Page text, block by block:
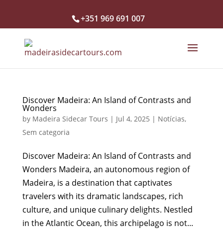
+351 969 691 007
Discover Madeira: An Island of Contrasts and
Wonders
by Madeira Sidecar Tours | Jul 4, 2025 | Notícias,
Sem categoria
Discover Madeira: An Island of Contrasts and
Wonders Madeira, an autonomous region of
Madeira, is a destination that captivates
travelers with its dramatic landscapes, rich
culture, and unique culinary delights. Nestled
in the Atlantic Ocean, this archipelago is not...